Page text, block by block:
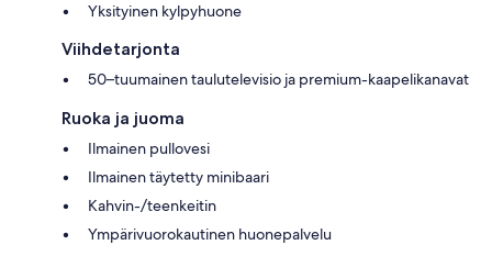
Yksityinen kylpyhuone
Viihdetarjonta
50–tuumainen taulutelevisio ja premium-kaapelikanavat
Ruoka ja juoma
Ilmainen pullovesi
Ilmainen täytetty minibaari
Kahvin-/teenkeitin
Ympärivuorokautinen huonepalvelu